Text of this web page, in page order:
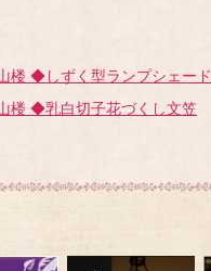
楼 ◆しずく型ランプシェード
楼 ◆乳白切子花づくし文笠